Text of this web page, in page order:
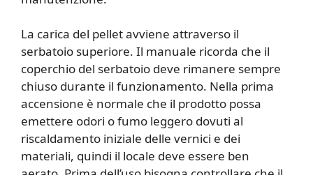
La carica del pellet avviene attraverso il
serbatoio superiore. Il manuale ricorda che il
coperchio del serbatoio deve rimanere sempre
chiuso durante il funzionamento. Nella prima
accensione è normale che il prodotto possa
emettere odori o fumo leggero dovuti al
riscaldamento iniziale delle vernici e dei
materiali, quindi il locale deve essere ben